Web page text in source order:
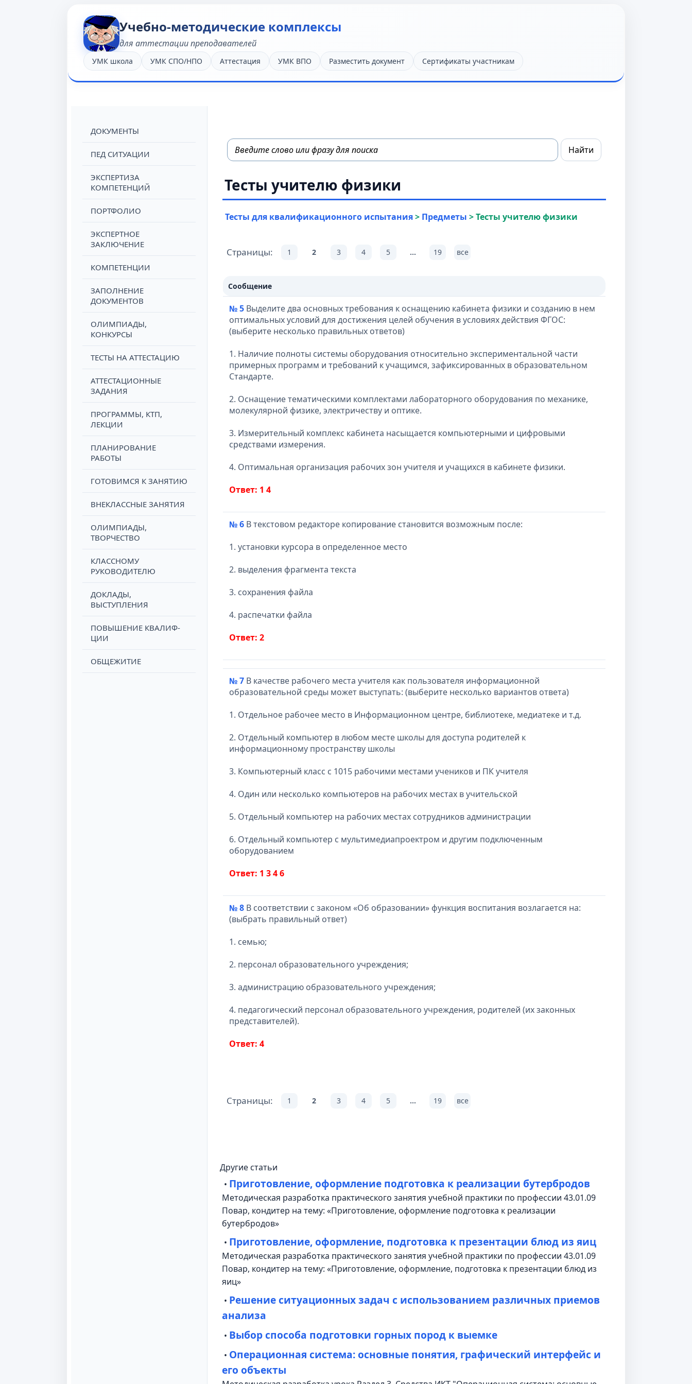
Учебно-методические комплексы
для аттестации преподавателей
УМК школа УМК СПО/НПО Аттестация УМК ВПО Разместить документ Сертификаты участникам
ДОКУМЕНТЫ
ПЕД СИТУАЦИИ
ЭКСПЕРТИЗА
КОМПЕТЕНЦИЙ
ПОРТФОЛИО
ЭКСПЕРТНОЕ
ЗАКЛЮЧЕНИЕ
КОМПЕТЕНЦИИ
ЗАПОЛНЕНИЕ
ДОКУМЕНТОВ
ОЛИМПИАДЫ,
КОНКУРСЫ
ТЕСТЫ НА АТТЕСТАЦИЮ
АТТЕСТАЦИОННЫЕ
ЗАДАНИЯ
ПРОГРАММЫ, КТП,
ЛЕКЦИИ
ПЛАНИРОВАНИЕ
РАБОТЫ
ГОТОВИМСЯ К ЗАНЯТИЮ
ВНЕКЛАССНЫЕ ЗАНЯТИЯ
ОЛИМПИАДЫ,
ТВОРЧЕСТВО
КЛАССНОМУ
РУКОВОДИТЕЛЮ
ДОКЛАДЫ,
ВЫСТУПЛЕНИЯ
ПОВЫШЕНИЕ КВАЛИФ-
ЦИИ
ОБЩЕЖИТИЕ
Тесты учителю физики
Тесты для квалификационного испытания> Предметы >Тесты учителю физики
Страницы: 1 2 3 4 5 ... 19 все
Сообщение
№ 5 Выделите два основных требования к оснащению кабинета физики и созданию в нем
оптимальных условий для достижения целей обучения в условиях действия ФГОС:
(выберите несколько правильных ответов)
1. Наличие полноты системы оборудования относительно экспериментальной части
примерных программ и требований к учащимся, зафиксированных в образовательном
Стандарте.
2. Оснащение тематическими комплектами лабораторного оборудования по механике,
молекулярной физике, электричеству и оптике.
3. Измерительный комплекс кабинета насыщается компьютерными и цифровыми
средствами измерения.
4. Оптимальная организация рабочих зон учителя и учащихся в кабинете физики.
Ответ: 1 4
№ 6 В текстовом редакторе копирование становится возможным после:
1. установки курсора в определенное место
2. выделения фрагмента текста
3. сохранения файла
4. распечатки файла
Ответ: 2
№ 7 В качестве рабочего места учителя как пользователя информационной
образовательной среды может выступать: (выберите несколько вариантов ответа)
1. Отдельное рабочее место в Информационном центре, библиотеке, медиатеке и т.д.
2. Отдельный компьютер в любом месте школы для доступа родителей к
информационному пространству школы
3. Компьютерный класс с 1015 рабочими местами учеников и ПК учителя
4. Один или несколько компьютеров на рабочих местах в учительской
5. Отдельный компьютер на рабочих местах сотрудников администрации
6. Отдельный компьютер с мультимедиапроектром и другим подключенным
оборудованием
Ответ: 1 3 4 6
№ 8 В соответствии с законом «Об образовании» функция воспитания возлагается на:
(выбрать правильный ответ)
1. семью;
2. персонал образовательного учреждения;
3. администрацию образовательного учреждения;
4. педагогический персонал образовательного учреждения, родителей (их законных
представителей).
Ответ: 4
Страницы: 1 2 3 4 5 ... 19 все
Другие статьи
• Приготовление, оформление подготовка к реализации бутербродов
Методическая разработка практического занятия учебной практики по профессии 43.01.09
Повар, кондитер на тему: «Приготовление, оформление подготовка к реализации
бутербродов»
• Приготовление, оформление, подготовка к презентации блюд из яиц
Методическая разработка практического занятия учебной практики по профессии 43.01.09
Повар, кондитер на тему: «Приготовление, оформление, подготовка к презентации блюд из
яиц»
• Решение ситуационных задач с использованием различных приемов
анализа
• Выбор способа подготовки горных пород к выемке
• Операционная система: основные понятия, графический интерфейс и
его объекты